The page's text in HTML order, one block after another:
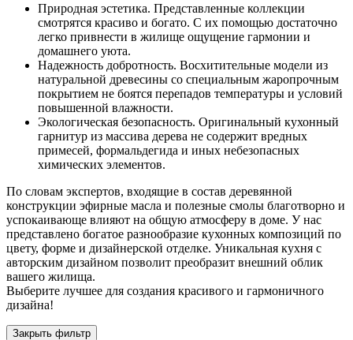
Природная эстетика. Представленные коллекции
смотрятся красиво и богато. С их помощью достаточно
легко привнести в жилище ощущение гармонии и
домашнего уюта.
Надежность добротность. Восхитительные модели из
натуральной древесины со специальным жаропрочным
покрытием не боятся перепадов температуры и условий
повышенной влажности.
Экологическая безопасность. Оригинальный кухонный
гарнитур из массива дерева не содержит вредных
примесей, формальдегида и иных небезопасных
химических элементов.
По словам экспертов, входящие в состав деревянной
конструкции эфирные масла и полезные смолы благотворно и
успокаивающе влияют на общую атмосферу в доме. У нас
представлено богатое разнообразие кухонных композиций по
цвету, форме и дизайнерской отделке. Уникальная кухня с
авторским дизайном позволит преобразит внешний облик
вашего жилища.
Выберите лучшее для создания красивого и гармоничного
дизайна!
Закрыть фильтр